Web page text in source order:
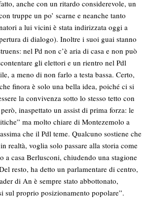
anche con un ritardo considerevole, un
truppe un po’ scarne e neanche tanto
a lui vicini è stata indirizzata oggi a
di dialogo). Inoltre i suoi guai stanno
nel Pd non c’è aria di casa e non può
gli elettori e un rientro nel Pdl
a meno di non farlo a testa bassa. Certo,
finora è solo una bella idea, poiché ci si
la convivenza sotto lo stesso tetto con
inaspettato un assist di prima forza: le
ma molto chiare di Montezemolo a
che il Pdl teme. Qualcuno sostiene che
realtà, voglia solo passare alla storia come
a casa Berlusconi, chiudendo una stagione
resto, ha detto un parlamentare di centro,
di An è sempre stato abbottonato,
sul proprio posizionamento popolare”.